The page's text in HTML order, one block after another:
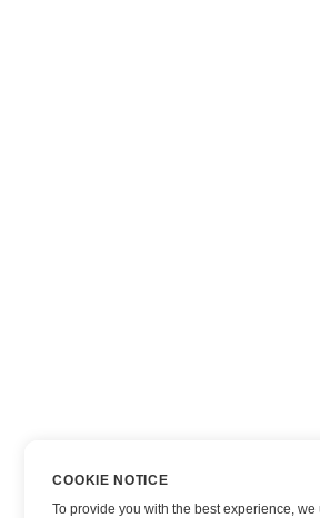
COOKIE NOTICE
To provide you with the best experience, we